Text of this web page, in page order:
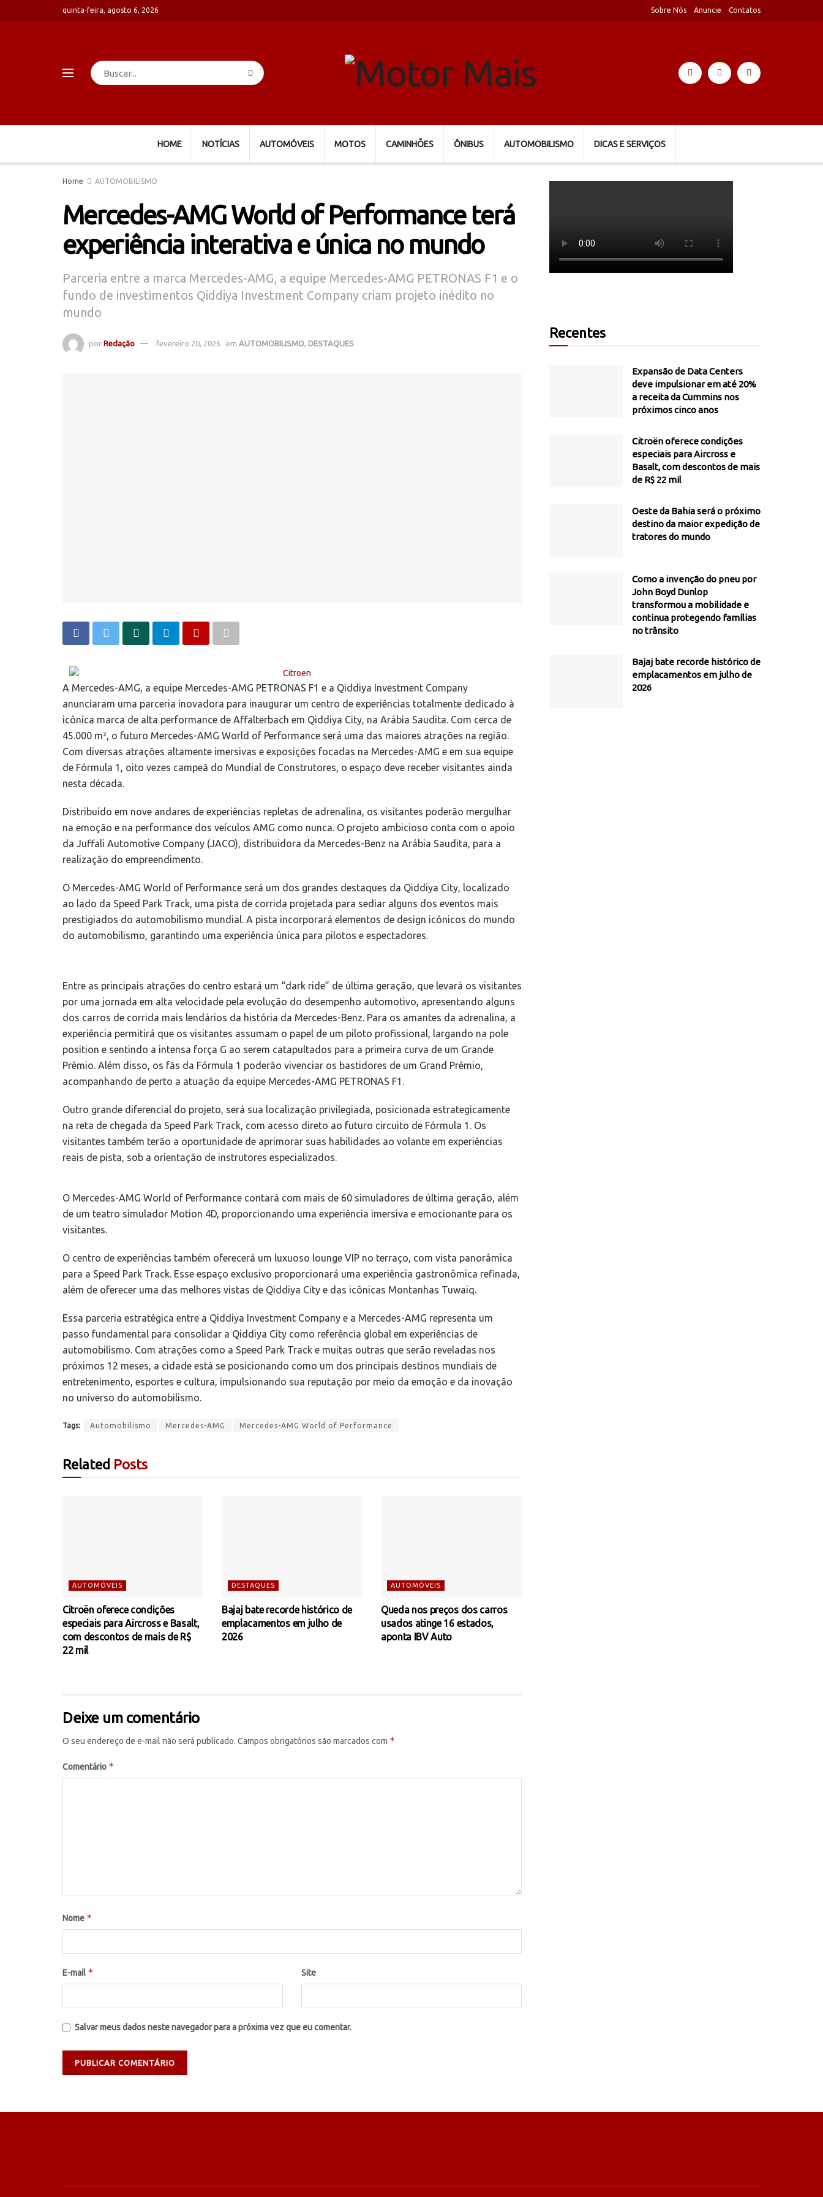
quinta-feira, agosto 6, 2026 Sobre Nós Anuncie Contatos
HOME NOTÍCIAS AUTOMÓVEIS MOTOS CAMINHÕES ÔNIBUS AUTOMOBILISMO DICAS E SERVIÇOS
Home AUTOMOBILISMO
Mercedes-AMG World of Performance terá
experiência interativa e única no mundo
Parceria entre a marca Mercedes-AMG, a equipe Mercedes-AMG PETRONAS F1 e o
fundo de investimentos Qiddiya Investment Company criam projeto inédito no
mundo
por Redação fevereiro 20, 2025 em AUTOMOBILISMO DESTAQUES
A Mercedes-AMG, a equipe Mercedes-AMG PETRONAS F1 e a Qiddiya Investment Company
anunciaram uma parceria inovadora para inaugurar um centro de experiências totalmente dedicado à
icônica marca de alta performance de Affalterbach em Qiddiya City, na Arábia Saudita. Com cerca de
45.000 m², o futuro Mercedes-AMG World of Performance será uma das maiores atrações na região.
Com diversas atrações altamente imersivas e exposições focadas na Mercedes-AMG e em sua equipe
de Fórmula 1, oito vezes campeã do Mundial de Construtores, o espaço deve receber visitantes ainda
nesta década.
Distribuído em nove andares de experiências repletas de adrenalina, os visitantes poderão mergulhar
na emoção e na performance dos veículos AMG como nunca. O projeto ambicioso conta com o apoio
da Juffali Automotive Company (JACO), distribuidora da Mercedes-Benz na Arábia Saudita, para a
realização do empreendimento.
O Mercedes-AMG World of Performance será um dos grandes destaques da Qiddiya City, localizado
ao lado da Speed Park Track, uma pista de corrida projetada para sediar alguns dos eventos mais
prestigiados do automobilismo mundial. A pista incorporará elementos de design icônicos do mundo
do automobilismo, garantindo uma experiência única para pilotos e espectadores.
Entre as principais atrações do centro estará um “dark ride” de última geração, que levará os visitantes
por uma jornada em alta velocidade pela evolução do desempenho automotivo, apresentando alguns
dos carros de corrida mais lendários da história da Mercedes-Benz. Para os amantes da adrenalina, a
experiência permitirá que os visitantes assumam o papel de um piloto profissional, largando na pole
position e sentindo a intensa força G ao serem catapultados para a primeira curva de um Grande
Prêmio. Além disso, os fãs da Fórmula 1 poderão vivenciar os bastidores de um Grand Prêmio,
acompanhando de perto a atuação da equipe Mercedes-AMG PETRONAS F1.
Outro grande diferencial do projeto, será sua localização privilegiada, posicionada estrategicamente
na reta de chegada da Speed Park Track, com acesso direto ao futuro circuito de Fórmula 1. Os
visitantes também terão a oportunidade de aprimorar suas habilidades ao volante em experiências
reais de pista, sob a orientação de instrutores especializados.
O Mercedes-AMG World of Performance contará com mais de 60 simuladores de última geração, além
de um teatro simulador Motion 4D, proporcionando uma experiência imersiva e emocionante para os
visitantes.
O centro de experiências também oferecerá um luxuoso lounge VIP no terraço, com vista panorâmica
para a Speed Park Track. Esse espaço exclusivo proporcionará uma experiência gastronômica refinada,
além de oferecer uma das melhores vistas de Qiddiya City e das icônicas Montanhas Tuwaiq.
Essa parceria estratégica entre a Qiddiya Investment Company e a Mercedes-AMG representa um
passo fundamental para consolidar a Qiddiya City como referência global em experiências de
automobilismo. Com atrações como a Speed Park Track e muitas outras que serão reveladas nos
próximos 12 meses, a cidade está se posicionando como um dos principais destinos mundiais de
entretenimento, esportes e cultura, impulsionando sua reputação por meio da emoção e da inovação
no universo do automobilismo.
Tags: Automobilismo Mercedes-AMG Mercedes-AMG World of Performance
Related Posts
AUTOMÓVEIS
Citroën oferece condições
especiais para Aircross e Basalt,
com descontos de mais de R$
22 mil
DESTAQUES
Bajaj bate recorde histórico de
emplacamentos em julho de
2026
AUTOMÓVEIS
Queda nos preços dos carros
usados atinge 16 estados,
aponta IBV Auto
Deixe um comentário
O seu endereço de e-mail não será publicado. Campos obrigatórios são marcados com *
Comentário *
Nome *
E-mail * Site
Salvar meus dados neste navegador para a próxima vez que eu comentar.
Recentes
Expansão de Data Centers
deve impulsionar em até 20%
a receita da Cummins nos
próximos cinco anos
Citroën oferece condições
especiais para Aircross e
Basalt, com descontos de mais
de R$ 22 mil
Oeste da Bahia será o próximo
destino da maior expedição de
tratores do mundo
Como a invenção do pneu por
John Boyd Dunlop
transformou a mobilidade e
continua protegendo famílias
no trânsito
Bajaj bate recorde histórico de
emplacamentos em julho de
2026